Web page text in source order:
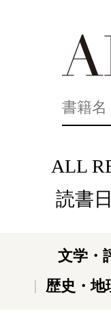
ALL
読書
文学・
歴史・地